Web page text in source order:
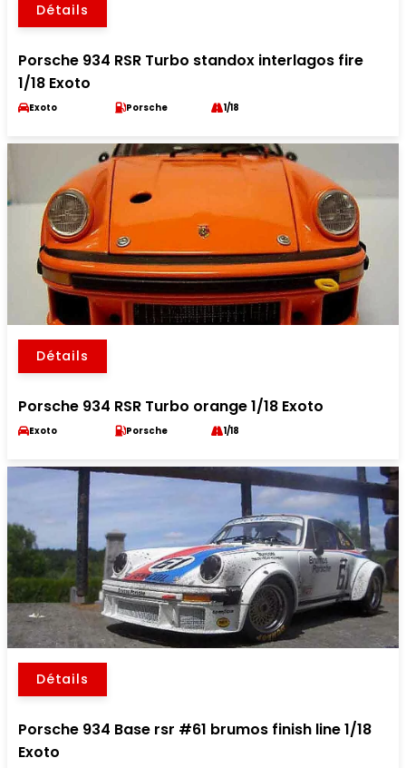
Détails
Porsche 934 RSR Turbo standox interlagos fire
1/18 Exoto
Exoto Porsche 1/18
Détails
Porsche 934 RSR Turbo orange 1/18 Exoto
Exoto Porsche 1/18
Détails
Porsche 934 Base rsr #61 brumos finish line 1/18
Exoto